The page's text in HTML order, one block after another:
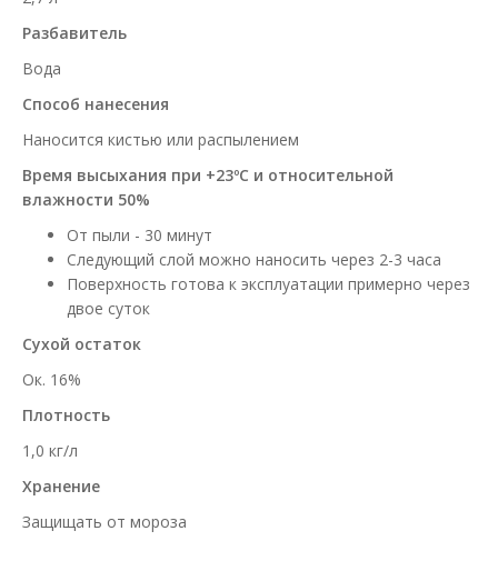
Разбавитель
Вода
Способ нанесения
Наносится кистью или распылением
Время высыхания при +23ºС и относительной
влажности 50%
От пыли - 30 минут
Следующий слой можно наносить через 2-3 часа
Поверхность готова к эксплуатации примерно через
двое суток
Сухой остаток
Ок. 16%
Плотность
1,0 кг/л
Хранение
Защищать от мороза